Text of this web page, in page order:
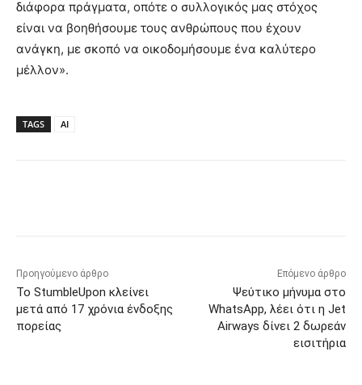
διάφορα πράγματα, οπότε ο συλλογικός μας στόχος
είναι να βοηθήσουμε τους ανθρώπους που έχουν
ανάγκη, με σκοπό να οικοδομήσουμε ένα καλύτερο
μέλλον».
TAGS AI
Προηγούμενο άρθρο
Το StumbleUpon κλείνει
μετά από 17 χρόνια ένδοξης
πορείας
Επόμενο άρθρο
Ψεύτικο μήνυμα στο
WhatsApp, λέει ότι η Jet
Airways δίνει 2 δωρεάν
εισιτήρια